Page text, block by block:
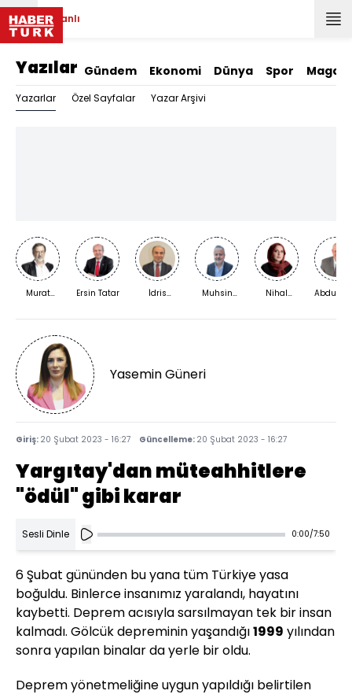
Canlı
Yazılar Gündem Ekonomi Dünya Spor
Yazarlar Özel Sayfalar Yazar Arşivi
Murat
Ersin Tatar
İdris
Muhsin
Nihal
Yasemin Güneri
Giriş: 20 Şubat 2023 - 16:27 Güncelleme: 20 Şubat 2023 - 16:27
Yargıtay'dan müteahhitlere
"ödül" gibi karar
Sesli Dinle 0:00/7:50
6 Şubat gününden bu yana tüm Türkiye yasa
boğuldu. Binlerce insanımız yaralandı, hayatını
kaybetti. Deprem acısıyla sarsılmayan tek bir insan
kalmadı. Gölcük depreminin yaşandığı1999 yılından
sonra yapılan binalar da yerle bir oldu.
Deprem yönetmeliğine uygun yapıldığı belirtilen